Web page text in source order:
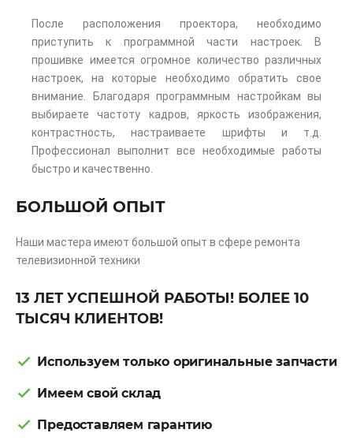
После расположения проектора, необходимо
приступить к программной части настроек. В
прошивке имеется огромное количество различных
настроек, на которые необходимо обратить свое
внимание. Благодаря программным настройкам вы
выбираете частоту кадров, яркость изображения,
контрастность, настраиваете шрифты и т.д.
Профессионал выполнит все необходимые работы
быстро и качественно.
БОЛЬШОЙ ОПЫТ
Наши мастера имеют большой опыт в сфере ремонта
телевизионной техники
13 ЛЕТ УСПЕШНОЙ РАБОТЫ! БОЛЕЕ 10
ТЫСЯЧ КЛИЕНТОВ!
Используем только оригинальные запчасти
Имеем свой склад
Предоставляем гарантию